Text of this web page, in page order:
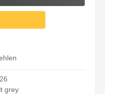
grey